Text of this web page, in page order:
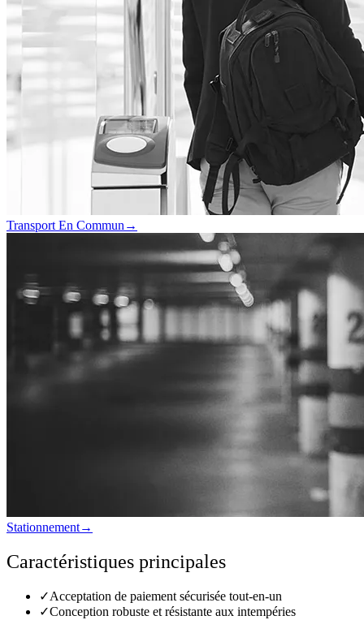
Transport En Commun →
Stationnement→
Caractéristiques principales
✓Acceptation de paiement sécurisée tout-en-un
✓Conception robuste et résistante aux intempéries